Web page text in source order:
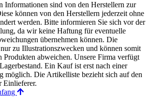
Informationen sind von den Herstellern zur
können von den Herstellern jederzeit ohne
werden. Bitte informieren Sie sich vor der
da wir keine Haftung für eventuelle
übernehmen können. Die
zu Illustrationszwecken und können somit
Produkten abweichen. Unsere Firma verfügt
Ein Kauf ist erst nach einer
möglich. Die Artikelliste bezieht sich auf den
Einlieferer.